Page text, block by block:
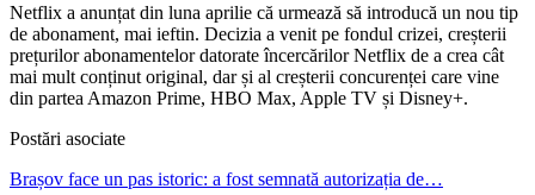
Netflix a anunțat din luna aprilie că urmează să introducă un nou tip
de abonament, mai ieftin. Decizia a venit pe fondul crizei, creșterii
prețurilor abonamentelor datorate încercărilor Netflix de a crea cât
mai mult conținut original, dar și al creșterii concurenței care vine
din partea Amazon Prime, HBO Max, Apple TV și Disney+.
Postări asociate
Brașov face un pas istoric: a fost semnată autorizația de…